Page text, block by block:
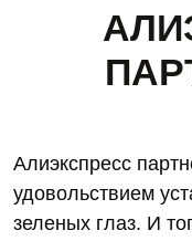
Алиэкспресс
удовольствием
зеленых глаз. И